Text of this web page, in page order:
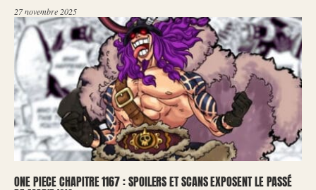
27 novembre 2025
ONE PIECE CHAPITRE 1167 : SPOILERS ET SCANS EXPOSENT LE PASSÉ